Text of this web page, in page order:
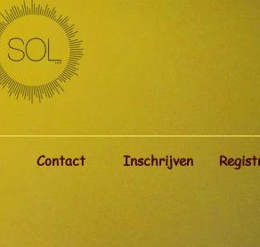
Contact Inschrijven